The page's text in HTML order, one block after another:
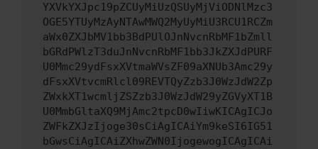
YXVkYXJpc19pZCUyMiUzQSUyMjViODNlMzc3
OGE5YTUyMzAyNTAwMWQ2MyUyMiU3RCU1RCZm
aWx0ZXJbMV1bb3BdPUlOJnNvcnRbMF1bZmll
bGRdPWlzT3duJnNvcnRbMF1bb3JkZXJdPURF
U0Mmc29ydFsxXVtmaWVsZF09aXNUb3Amc29y
dFsxXVtvcmRlcl09REVTQyZzb3J0WzJdW2Zp
ZWxkXT1wcmljZSZzb3J0WzJdW29yZGVyXT1B
U0MmbGltaXQ9MjAmc2tpcD0wIiwKICAgICJo
ZWFkZXJzIjoge30sCiAgICAiYm9keSI6IG51
bGwsCiAgICAiZXhwZWN0IjogewogICAgICAi